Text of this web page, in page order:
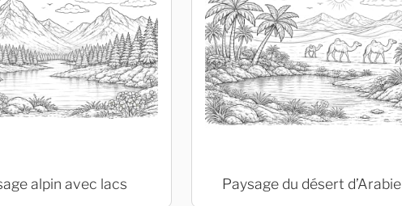
alpin avec lacs Paysage du désert d’Arabie